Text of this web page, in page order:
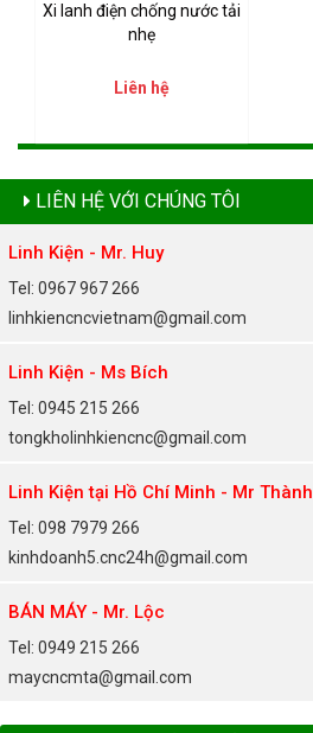
Xi lanh điện chống nước tải
nhẹ
Liên hệ
LIÊN HỆ VỚI CHÚNG TÔI
Linh Kiện - Mr. Huy
Tel: 0967 967 266
linhkiencncvietnam@gmail.com
Linh Kiện - Ms Bích
Tel: 0945 215 266
tongkholinhkiencnc@gmail.com
Linh Kiện tại Hồ Chí Minh - Mr Thành
Tel: 098 7979 266
kinhdoanh5.cnc24h@gmail.com
BÁN MÁY - Mr. Lộc
Tel: 0949 215 266
maycncmta@gmail.com